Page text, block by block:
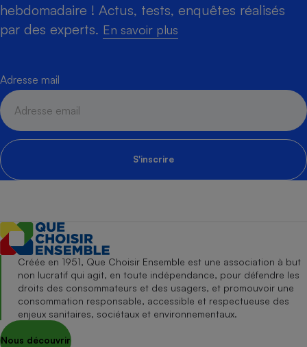
hebdomadaire ! Actus, tests, enquêtes réalisés
par des experts. En savoir plus
Adresse mail
S'inscrire
Créée en 1951, Que Choisir Ensemble est une association à but
non lucratif qui agit, en toute indépendance, pour défendre les
droits des consommateurs et des usagers, et promouvoir une
consommation responsable, accessible et respectueuse des
enjeux sanitaires, sociétaux et environnementaux.
Nous découvrir